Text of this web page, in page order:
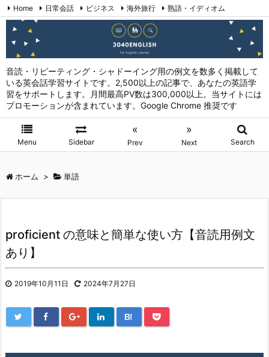
音読・リピーティング・シャドーイング用の例文を数多く掲載して
いる英会話学習サイトです。2,500以上の記事で、あなたの英語学
習をサポートします。月間最高PV数は300,000以上。当サイトには
プロモーションが含まれています。Google Chrome 推奨です
Menu Sidebar
«
Prev
»
Next Search
Home 日常会話 ビジネス 海外旅行
熟語・イディオム
英会話表現 (日本語→英語)
お問い合わせ
ホーム > 単語
proficient の意味と簡単な使い方【音読用例文
あり】
2019年10月11日 2024年7月27日
B!